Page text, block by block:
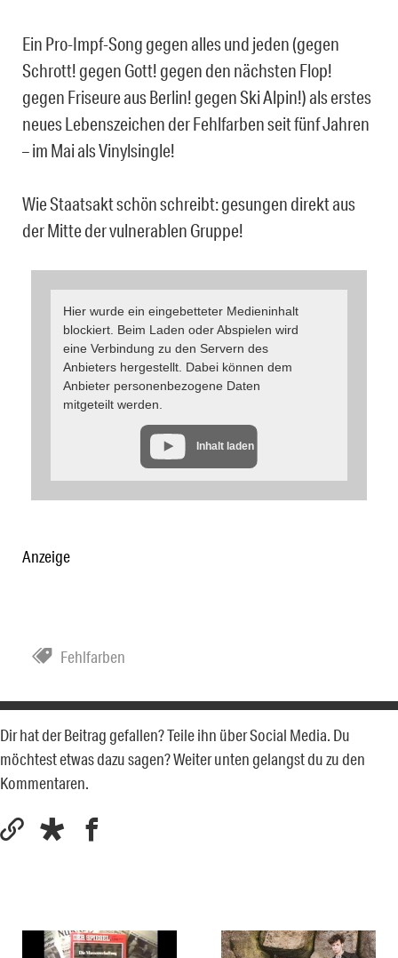
Ein Pro-Impf-Song gegen alles und jeden (gegen
Schrott! gegen Gott! gegen den nächsten Flop!
gegen Friseure aus Berlin! gegen Ski Alpin!) als erstes
neues Lebenszeichen der Fehlfarben seit fünf Jahren
– im Mai als Vinylsingle!
Wie Staatsakt schön schreibt: gesungen direkt aus
der Mitte der vulnerablen Gruppe!
Hier wurde ein eingebetteter Medieninhalt
blockiert. Beim Laden oder Abspielen wird
eine Verbindung zu den Servern des
Anbieters hergestellt. Dabei können dem
Anbieter personenbezogene Daten
mitgeteilt werden.
Inhalt laden
Anzeige
Fehlfarben
Dir hat der Beitrag gefallen? Teile ihn über Social Media. Du
möchtest etwas dazu sagen? Weiter unten gelangst du zu den
Kommentaren.